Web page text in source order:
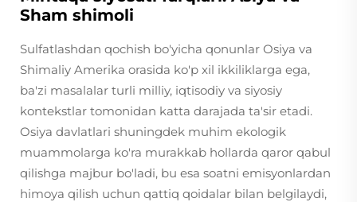
Sham shimoli
Sulfatlashdan qochish bo'yicha qonunlar Osiya va
Shimaliy Amerika orasida ko'p xil ikkiliklarga ega,
ba'zi masalalar turli milliy, iqtisodiy va siyosiy
kontekstlar tomonidan katta darajada ta'sir etadi.
Osiya davlatlari shuningdek muhim ekologik
muammolarga ko'ra murakkab hollarda qaror qabul
qilishga majbur bo'ladi, bu esa soatni emisyonlardan
himoya qilish uchun qattiq qoidalar bilan belgilaydi,